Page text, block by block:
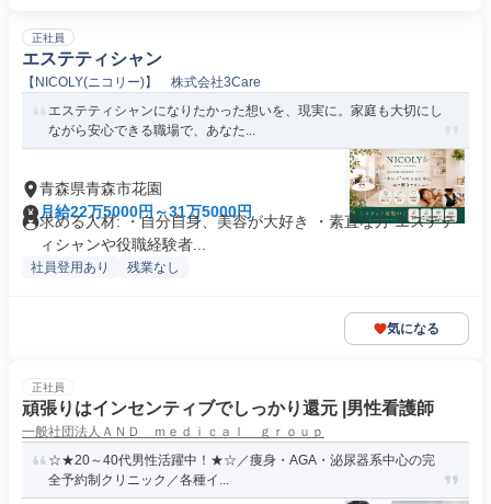
正社員
エステティシャン
【NICOLY(ニコリー)】 株式会社3Care
エステティシャンになりたかった想いを、現実に。家庭も大切にし
ながら安心できる職場で、あなた...
青森県青森市花園
月給22万5000円～31万5000円
求める人材: ・自分自身、美容が大好き ・素直な方 エステテ
ィシャンや役職経験者...
社員登用あり 残業なし
気になる
正社員
頑張りはインセンティブでしっかり還元 |男性看護師
一般社団法人ＡＮＤ ｍｅｄｉｃａｌ ｇｒｏｕｐ
☆★20～40代男性活躍中！★☆／痩身・AGA・泌尿器系中心の完
全予約制クリニック／各種イ...